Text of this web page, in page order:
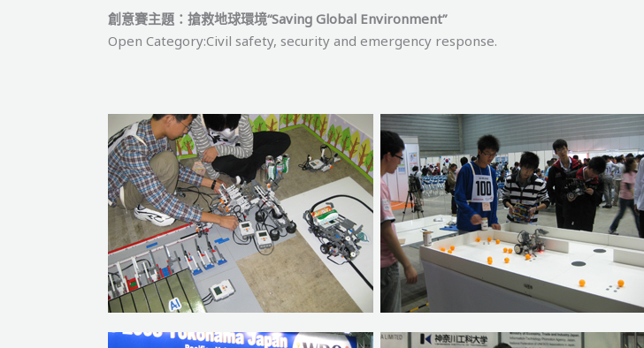
創意賽主題：搶救地球環境“Saving Global Environment”
Open Category:Civil safety, security and emergency response.